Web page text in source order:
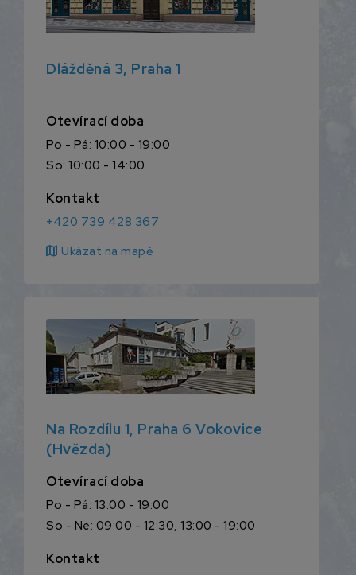
Dlážděná 3, Praha 1
Otevírací doba
Po - Pá: 10:00 - 19:00
So: 10:00 - 14:00
Kontakt
+420 739 428 367
map Ukázat na mapě
Na Rozdílu 1, Praha 6 Vokovice
(Hvězda)
Otevírací doba
Po - Pá: 13:00 - 19:00
So - Ne: 09:00 - 12:30, 13:00 - 19:00
Kontakt